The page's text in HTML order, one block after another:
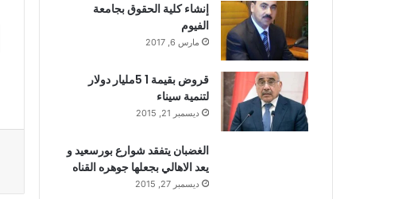
إنشاء كلية الحقوق بجامعة
الفيوم
مارس 6, 2017
قروض بقيمة 1 5مليار دولار
لتنمية سيناء
ديسمبر 21, 2015
الغضبان يتفقد شوارع بورسعيد و
يعد الاهالي بجعلها جوهره القناه
ديسمبر 27, 2015